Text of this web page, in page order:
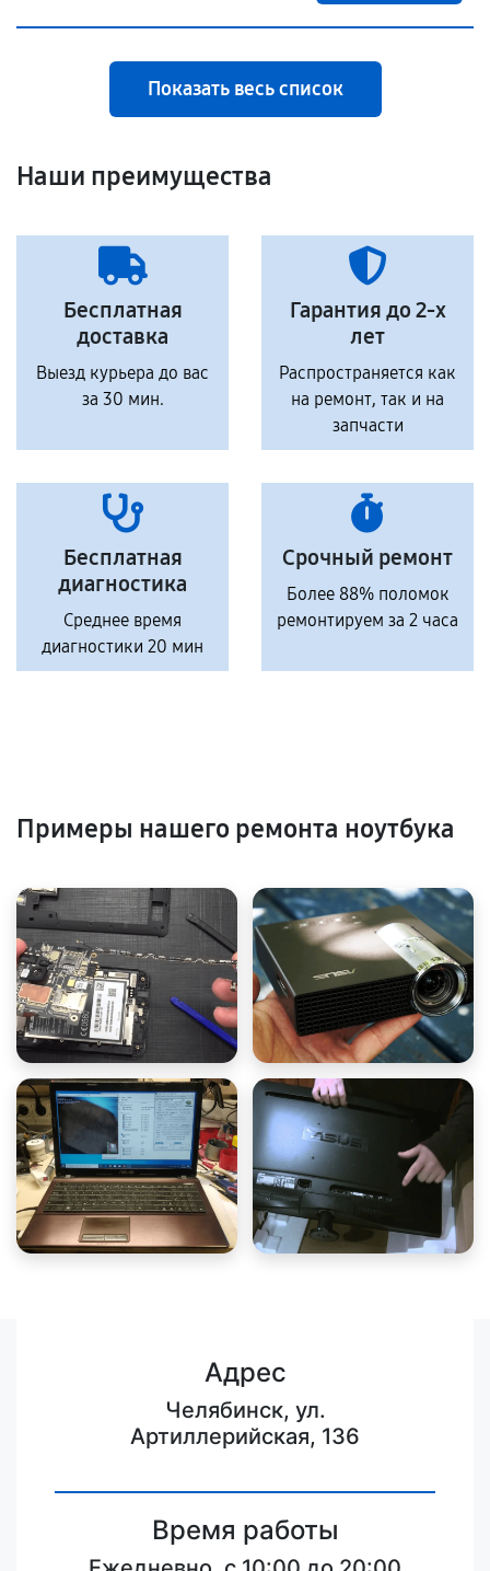
Показать весь список
Наши преимущества
Бесплатная
доставка
Выезд курьера до вас
за 30 мин.
Гарантия до 2-х
лет
Распространяется как
на ремонт, так и на
запчасти
Бесплатная
диагностика
Среднее время
диагностики 20 мин
Срочный ремонт
Более 88% поломок
ремонтируем за 2 часа
Примеры нашего ремонта ноутбука
Адрес
Челябинск, ул.
Артиллерийская, 136
Время работы